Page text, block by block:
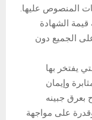
المنصوص عليها.
قيمة الشهادة
الجميع دون
يفتخر بها
وإيمان
بعرق جبينه
على مواجهة